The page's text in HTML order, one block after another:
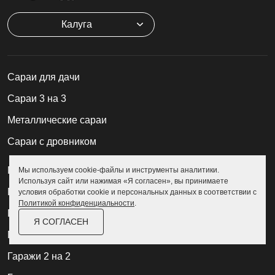
Калуга
Cараи для дачи
Сараи 3 на 3
Металлические сараи
Сараи с дровником
Гаражи быстровозводимые
Гаражи модульные
Гаражи металлические
Гаражи для мотоциклов
Гаражи 2 на 2
Мы используем cookie-файлы и инструменты аналитики.
Используя сайт или нажимая «Я согласен», вы принимаете
условия обработки cookie и персональных данных в соответствии с
Политикой конфиденциальности.
Я СОГЛАСЕН